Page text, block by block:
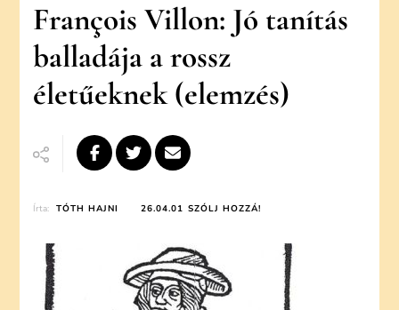
François Villon: Jó tanítás
balladája a rossz
életűeknek (elemzés)
Írta: TÓTH HAJNI 26.04.01 SZÓLJ HOZZÁ!
TANÍTÁS
BALLADÁJA